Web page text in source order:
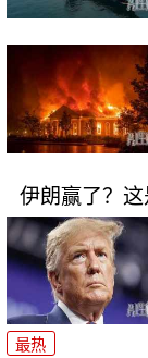
伊朗赢了？这
最热